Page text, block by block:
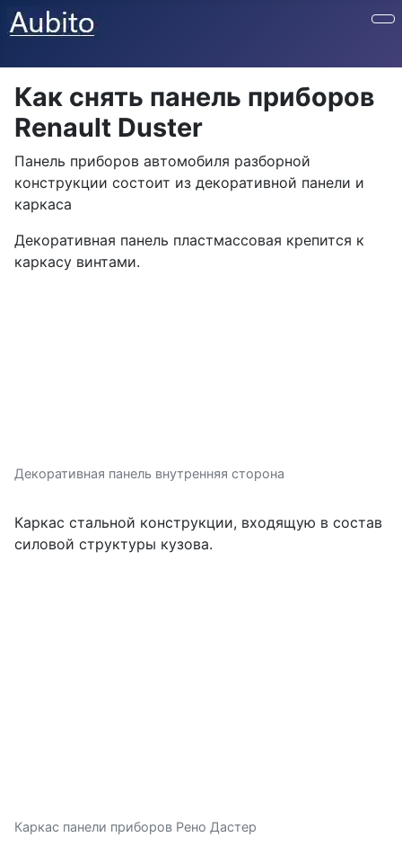
Как снять панель приборов
Renault Duster
Панель приборов автомобиля разборной
конструкции состоит из декоративной панели и
каркаса
Декоративная панель пластмассовая крепится к
каркасу винтами.
Декоративная панель внутренняя сторона
Каркас стальной конструкции, входящую в состав
силовой структуры кузова.
Каркас панели приборов Рено Дастер